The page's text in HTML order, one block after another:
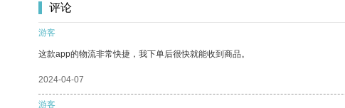
评论
游客
这款app的物流非常快捷，我下单后很快就能收到商品。
2024-04-07
游客